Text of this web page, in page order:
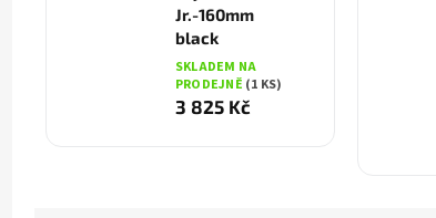
Jr.-160mm
black
SKLADEM NA
PRODEJNĚ (1 KS)
3 825 Kč